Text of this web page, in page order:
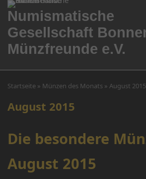
Skip
content
Numismatische
Gesellschaft
Münzfreunde e.V.
Startseite » Münzen des Monats » August 2015
August 2015
Die besondere
August 2015